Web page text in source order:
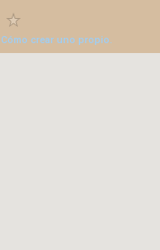
Cómo crear uno propio.